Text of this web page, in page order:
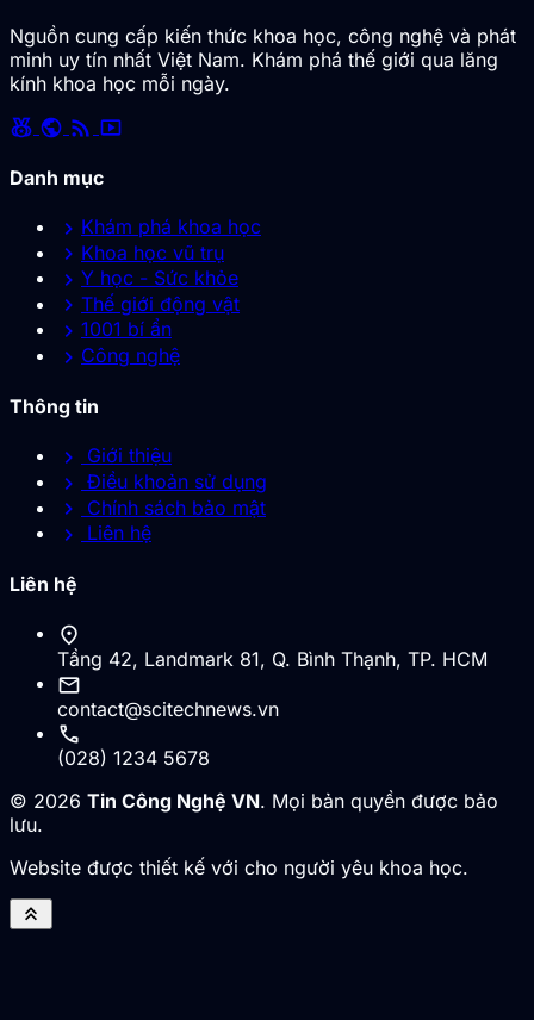
Nguồn cung cấp kiến thức khoa học, công nghệ và phát
minh uy tín nhất Việt Nam. Khám phá thế giới qua lăng
kính khoa học mỗi ngày.
social_leaderboard public rss_feed smart_display
Danh mục
chevron_right Khám phá khoa học
chevron_right Khoa học vũ trụ
chevron_right Y học - Sức khỏe
chevron_right Thế giới động vật
chevron_right 1001 bí ẩn
chevron_right Công nghệ
Thông tin
chevron_right Giới thiệu
chevron_right Điều khoản sử dụng
chevron_right Chính sách bảo mật
chevron_right Liên hệ
Liên hệ
location_on
Tầng 42, Landmark 81, Q. Bình Thạnh, TP. HCM
mail
contact@scitechnews.vn
call
(028) 1234 5678
© 2026 Tin Công Nghệ VN. Mọi bản quyền được bảo
lưu.
Website được thiết kế với cho người yêu khoa học.
keyboard_double_arrow_up